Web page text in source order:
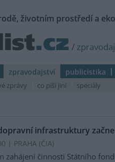
životním prostředí a
/
zpravodajství publicistika
zprávy co píší jiní speciály
infrastruktury
| PRAHA (ČIA)
zahájení činnosti Státního